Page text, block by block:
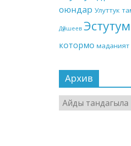
оюндар Улуттук
Дүйшеев Эстутум
котормо маданият
Архив
Архив